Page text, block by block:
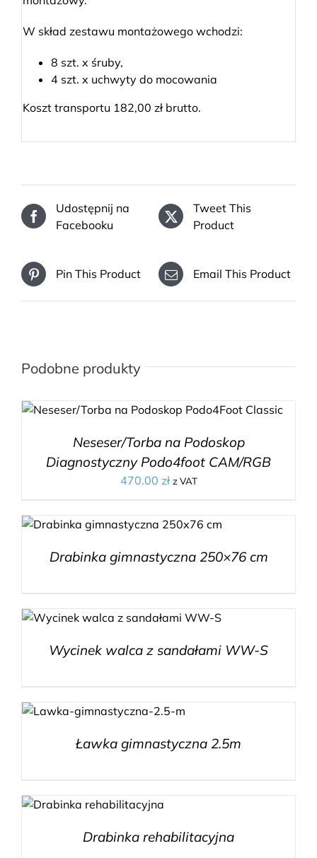
W skład zestawu montażowego wchodzi:
8 szt. x śruby,
4 szt. x uchwyty do mocowania
Koszt transportu 182,00 zł brutto.
Udostępnij na
Facebooku
Tweet This
Product
Pin This Product Email This Product
Podobne produkty
Neseser/Torba na Podoskop
Diagnostyczny Podo4foot CAM/RGB
470.00 zł z VAT
Drabinka gimnastyczna 250×76 cm
Wycinek walca z sandałami WW-S
Ławka gimnastyczna 2.5m
Drabinka rehabilitacyjna